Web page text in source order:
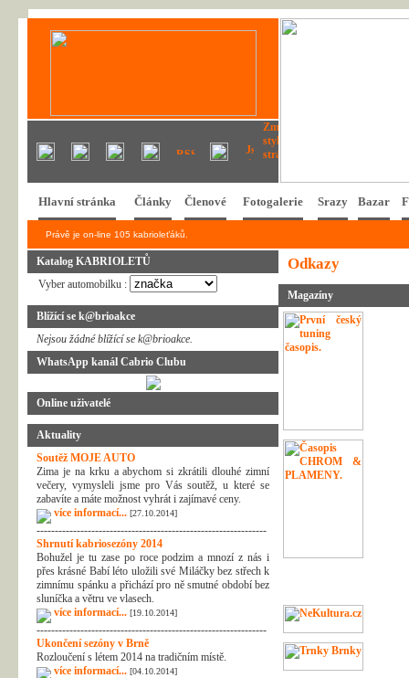
Hlavní stránka Články Členové Fotogalerie Srazy Bazar
Právě je on-line 105 kabrioleťáků.
Katalog KABRIOLETŮ
Vyber automobilku :
Blížící se k@brioakce
Nejsou žádné blížící se k@brioakce.
WhatsApp kanál Cabrio Clubu
Online uživatelé
Aktuality
Soutěž MOJE AUTO
Zima je na krku a abychom si zkrátili dlouhé zimní
večery, vymysleli jsme pro Vás soutěž, u které se
zabavíte a máte možnost vyhrát i zajímavé ceny.
více informací... [27.10.2014]
---------------------------------------------------------------
Shrnutí kabriosezóny 2014
Bohužel je tu zase po roce podzim a mnozí z nás i
přes krásné Babí léto uložili své Miláčky bez střech k
zimnímu spánku a přichází pro ně smutné období bez
sluníčka a větru ve vlasech.
více informací... [19.10.2014]
---------------------------------------------------------------
Ukončení sezóny v Brně
Rozloučení s létem 2014 na tradičním místě.
více informací... [04.10.2014]
Odkazy
Magazíny